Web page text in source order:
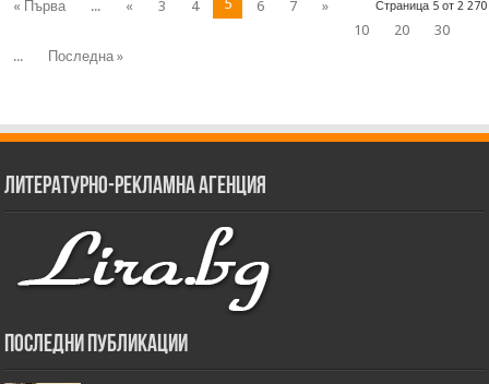
Страница 5 от 2 270
« Първа ... « 3 4 5 6 7
»
10
20
30
...
Последна »
Литературно-рекламна агенция
Последни публикации